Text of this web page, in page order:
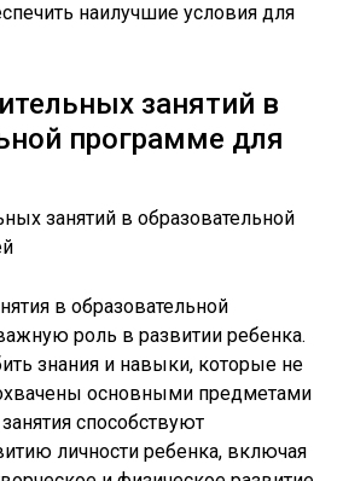
наилучшие условия для
занятий в
программе для
в образовательной
роль в развитии ребенка.
знания и навыки, которые не
основными предметами
способствуют
личности ребенка, включая